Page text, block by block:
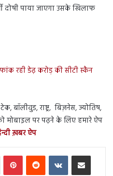
दोषी पाया जाएगा उसके खिलाफ
रही डेढ़ करोड़ की सीटी स्कैन
बॉलीवुड, राष्ट्र, बिज़नेस, ज्योतिष,
मोबाइल पर पढ़ने के लिए हमारे ऐप
ख़बर ऐप
Tumblr PinterestReddit VKontakteShare via Email